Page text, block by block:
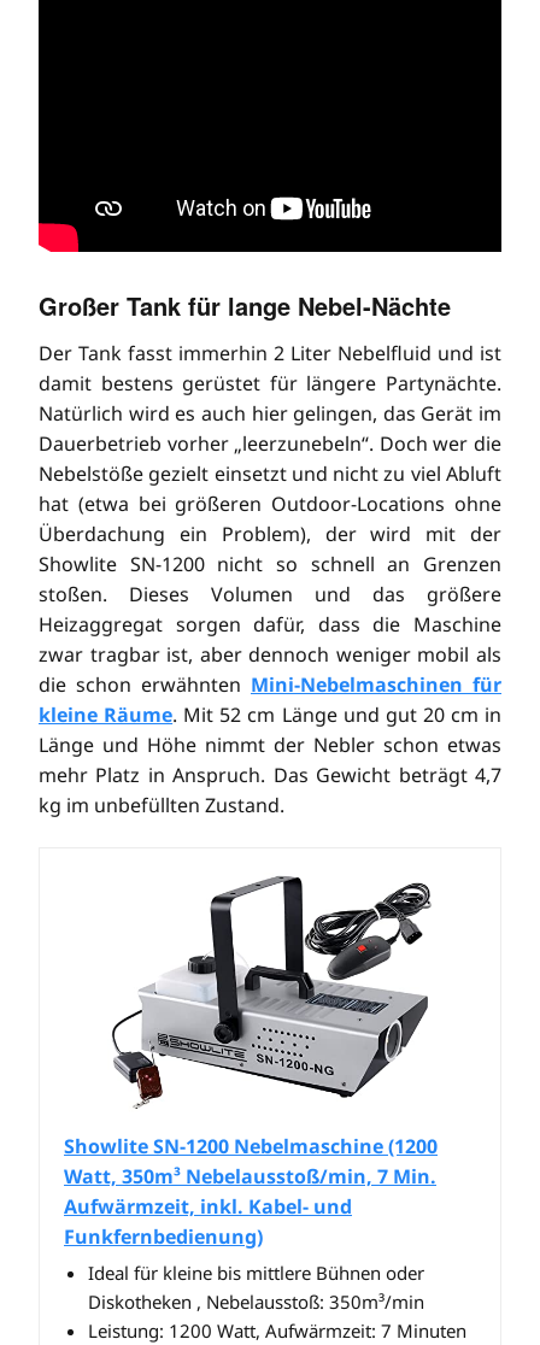
Großer Tank für lange Nebel-Nächte
Der Tank fasst immerhin 2 Liter Nebelfluid und ist
damit bestens gerüstet für längere Partynächte.
Natürlich wird es auch hier gelingen, das Gerät im
Dauerbetrieb vorher „leerzunebeln“. Doch wer die
Nebelstöße gezielt einsetzt und nicht zu viel Abluft
hat (etwa bei größeren Outdoor-Locations ohne
Überdachung ein Problem), der wird mit der
Showlite SN-1200 nicht so schnell an Grenzen
stoßen. Dieses Volumen und das größere
Heizaggregat sorgen dafür, dass die Maschine
zwar tragbar ist, aber dennoch weniger mobil als
die schon erwähnten Mini-Nebelmaschinen für
kleine Räume. Mit 52 cm Länge und gut 20 cm in
Länge und Höhe nimmt der Nebler schon etwas
mehr Platz in Anspruch. Das Gewicht beträgt 4,7
kg im unbefüllten Zustand.
Showlite SN-1200 Nebelmaschine (1200
Watt, 350m³ Nebelausstoß/min, 7 Min.
Aufwärmzeit, inkl. Kabel- und
Funkfernbedienung)
Ideal für kleine bis mittlere Bühnen oder
Diskotheken , Nebelausstoß: 350m³/min
Leistung: 1200 Watt, Aufwärmzeit: 7 Minuten